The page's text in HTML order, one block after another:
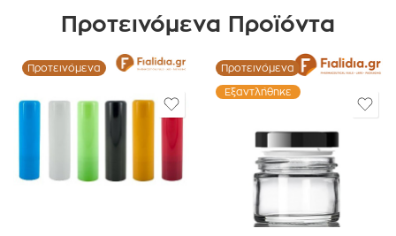
Προτεινόμενα Προϊόντα
Προτεινόμενα Προτεινόμενα
Εξαντλήθηκε